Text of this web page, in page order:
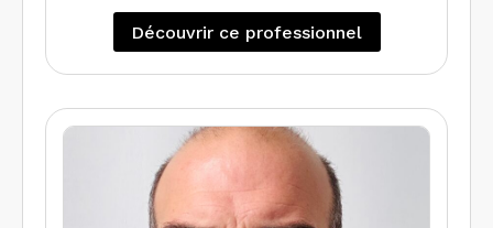
location ou la vente de votre bien
immobilier en Franche-Comté : DPE,
l’installation intérieure d’électricité et
de gaz. Nous pouvons également
réaliser un audit énergétique lorsque la
réglementation en dispose.
Découvrir ce professionnel